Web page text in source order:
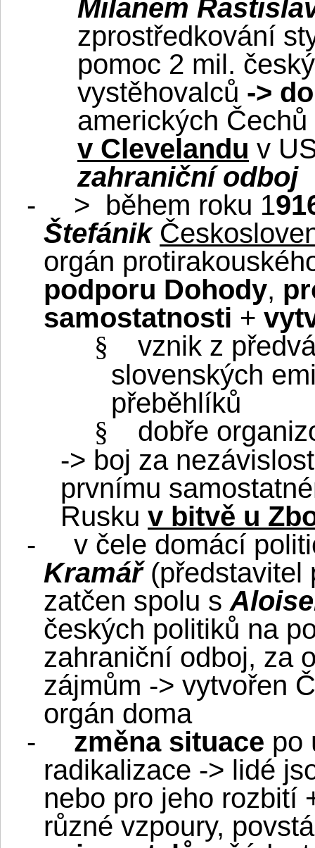
Milanem
zprostředkování
pomoc 2 mil.
vystěhovalců ->
amerických
v Clevelandu v
zahraniční odboj
-
> během roku 1
Štefánik
orgán
podporu Dohody,
samostatnosti +
§
vznik z
slovenských
přeběhlíků
§
dobře
-> boj za nezávislost
prvnímu
Rusku v bitvě u
-
v čele domácí
Kramář(představitel
zatčen spolu s
českých politiků na
zahraniční odboj, za
zájmům -> vytvořen
orgán doma
-
změna situace po
radikalizace -> lidé
nebo pro jeho rozbití
různé vzpoury,